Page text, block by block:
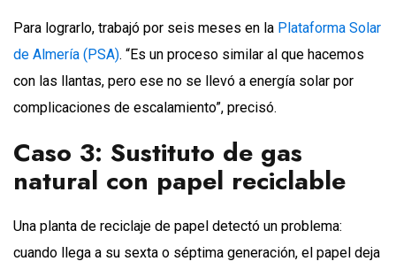
Para lograrlo, trabajó por seis meses en la Plataforma Solar
de Almería (PSA). “Es un proceso similar al que hacemos
con las llantas, pero ese no se llevó a energía solar por
complicaciones de escalamiento”, precisó.
Caso 3: Sustituto de gas
natural con papel reciclable
Una planta de reciclaje de papel detectó un problema:
cuando llega a su sexta o séptima generación, el papel deja